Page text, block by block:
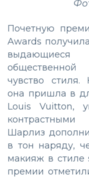
Почетную
Awards
чувство
она пришла в
Louis Vuitton,
Шарлиз
в тон наряду,
макияж в стиле
премии